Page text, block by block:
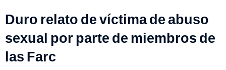
Duro relato de víctima de abuso
sexual por parte de miembros de
las Farc